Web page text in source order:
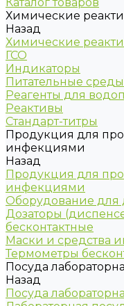
Химические
Назад
Химические
ГСО
Индикаторы
Питательные среды
Реагенты для
Реактивы
Стандарт-титры
Продукция для
инфекциями
Назад
Продукция для
инфекциями
Оборудование
Дозаторы
бесконтактные
Маски и средства
Термометры
Посуда
Назад
Посуда